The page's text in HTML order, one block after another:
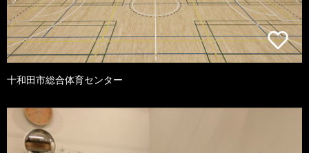
十和田市総合体育センター